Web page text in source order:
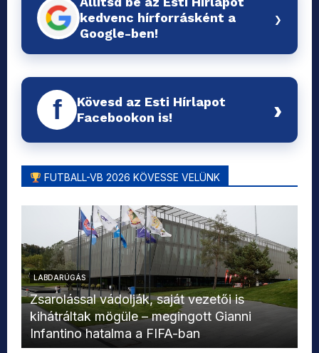
kedvenc hírforrásként a
Google-ben!
›
f
Kövesd az Esti Hírlapot
Facebookon is!
›
FUTBALL-VB 2026 KÖVESSE VELÜNK
LABDARÚGÁS
Zsarolással vádolják, saját vezetői is
kihátráltak mögüle – megingott Gianni
Infantino hatalma a FIFA-ban